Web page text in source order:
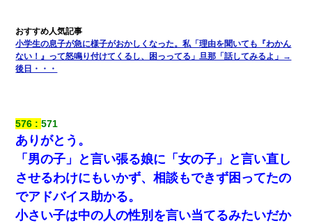
つくも嫁＆娘「そんな匂いしない…」ある日、友人奥「素
敵なアンティークですね！」俺（！？）
【衝撃】女友達から行為中に告白されてOKした結果
17年飼っていた犬が亡くなった。鼻水垂らし嗚咽する私
に、猫が近づいて頭突きをしてきて…
夫に癌の余命宣告。その闘病中に長女から信じられない言
葉を受けた
小学生の息子が急に様子がおかしくなった。私「理由を聞いても『わかん
ない！』って怒鳴り付けてくるし、困っってる」旦那「話してみるよ」→
後日・・・
576 571
ありがとう。
「男の子」と言い張る娘に「女の子」と言い直し
させるわけにもいかず、相談もできず困ってたの
でアドバイス助かる。
小さい子は中の人の性別を言い当てるみたいだか